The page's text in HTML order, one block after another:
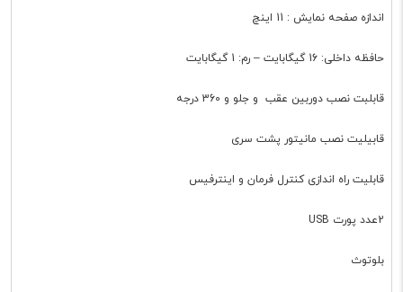
اندازه صفحه نمایش : 11 اینچ
حافظه داخلی: 16 گیگابایت – رم: 1 گیگابایت
قابلبت نصب دوربین عقب و جلو و 360 درجه
قابیلیت نصب مانیتور پشت سری
قابلیت راه اندازی کنترل فرمان و اینترفیس
2عدد پورت USB
بلوتوث